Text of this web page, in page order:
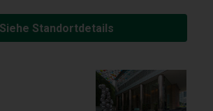
Siehe Standortdetails